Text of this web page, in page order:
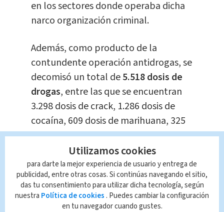
en los sectores donde operaba dicha
narco organización criminal.
Además, como producto de la
contundente operación antidrogas, se
decomisó un total de5.518 dosis de
drogas, entre las que se encuentran
3.298 dosis de crack, 1.286 dosis de
cocaína, 609 dosis de marihuana, 325
dosis de metanfetaminas, dos frascos
con aceite de aparente THC,
435.000,00 colones, 37,00 dólares, un
arma de fuego,un cargador y 63
municiones.
Utilizamos cookies
para darte la mejor experiencia de usuario y entrega de
publicidad, entre otras cosas. Si continúas navegando el sitio,
das tu consentimiento para utilizar dicha tecnología, según
nuestra Política de cookies . Puedes cambiar la configuración
en tu navegador cuando gustes.